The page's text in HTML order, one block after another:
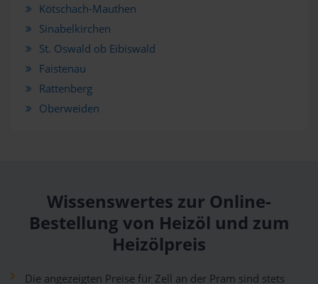
Kötschach-Mauthen
Sinabelkirchen
St. Oswald ob Eibiswald
Faistenau
Rattenberg
Oberweiden
Wissenswertes zur Online-
Bestellung von Heizöl und zum
Heizölpreis
Die angezeigten Preise für Zell an der Pram sind stets